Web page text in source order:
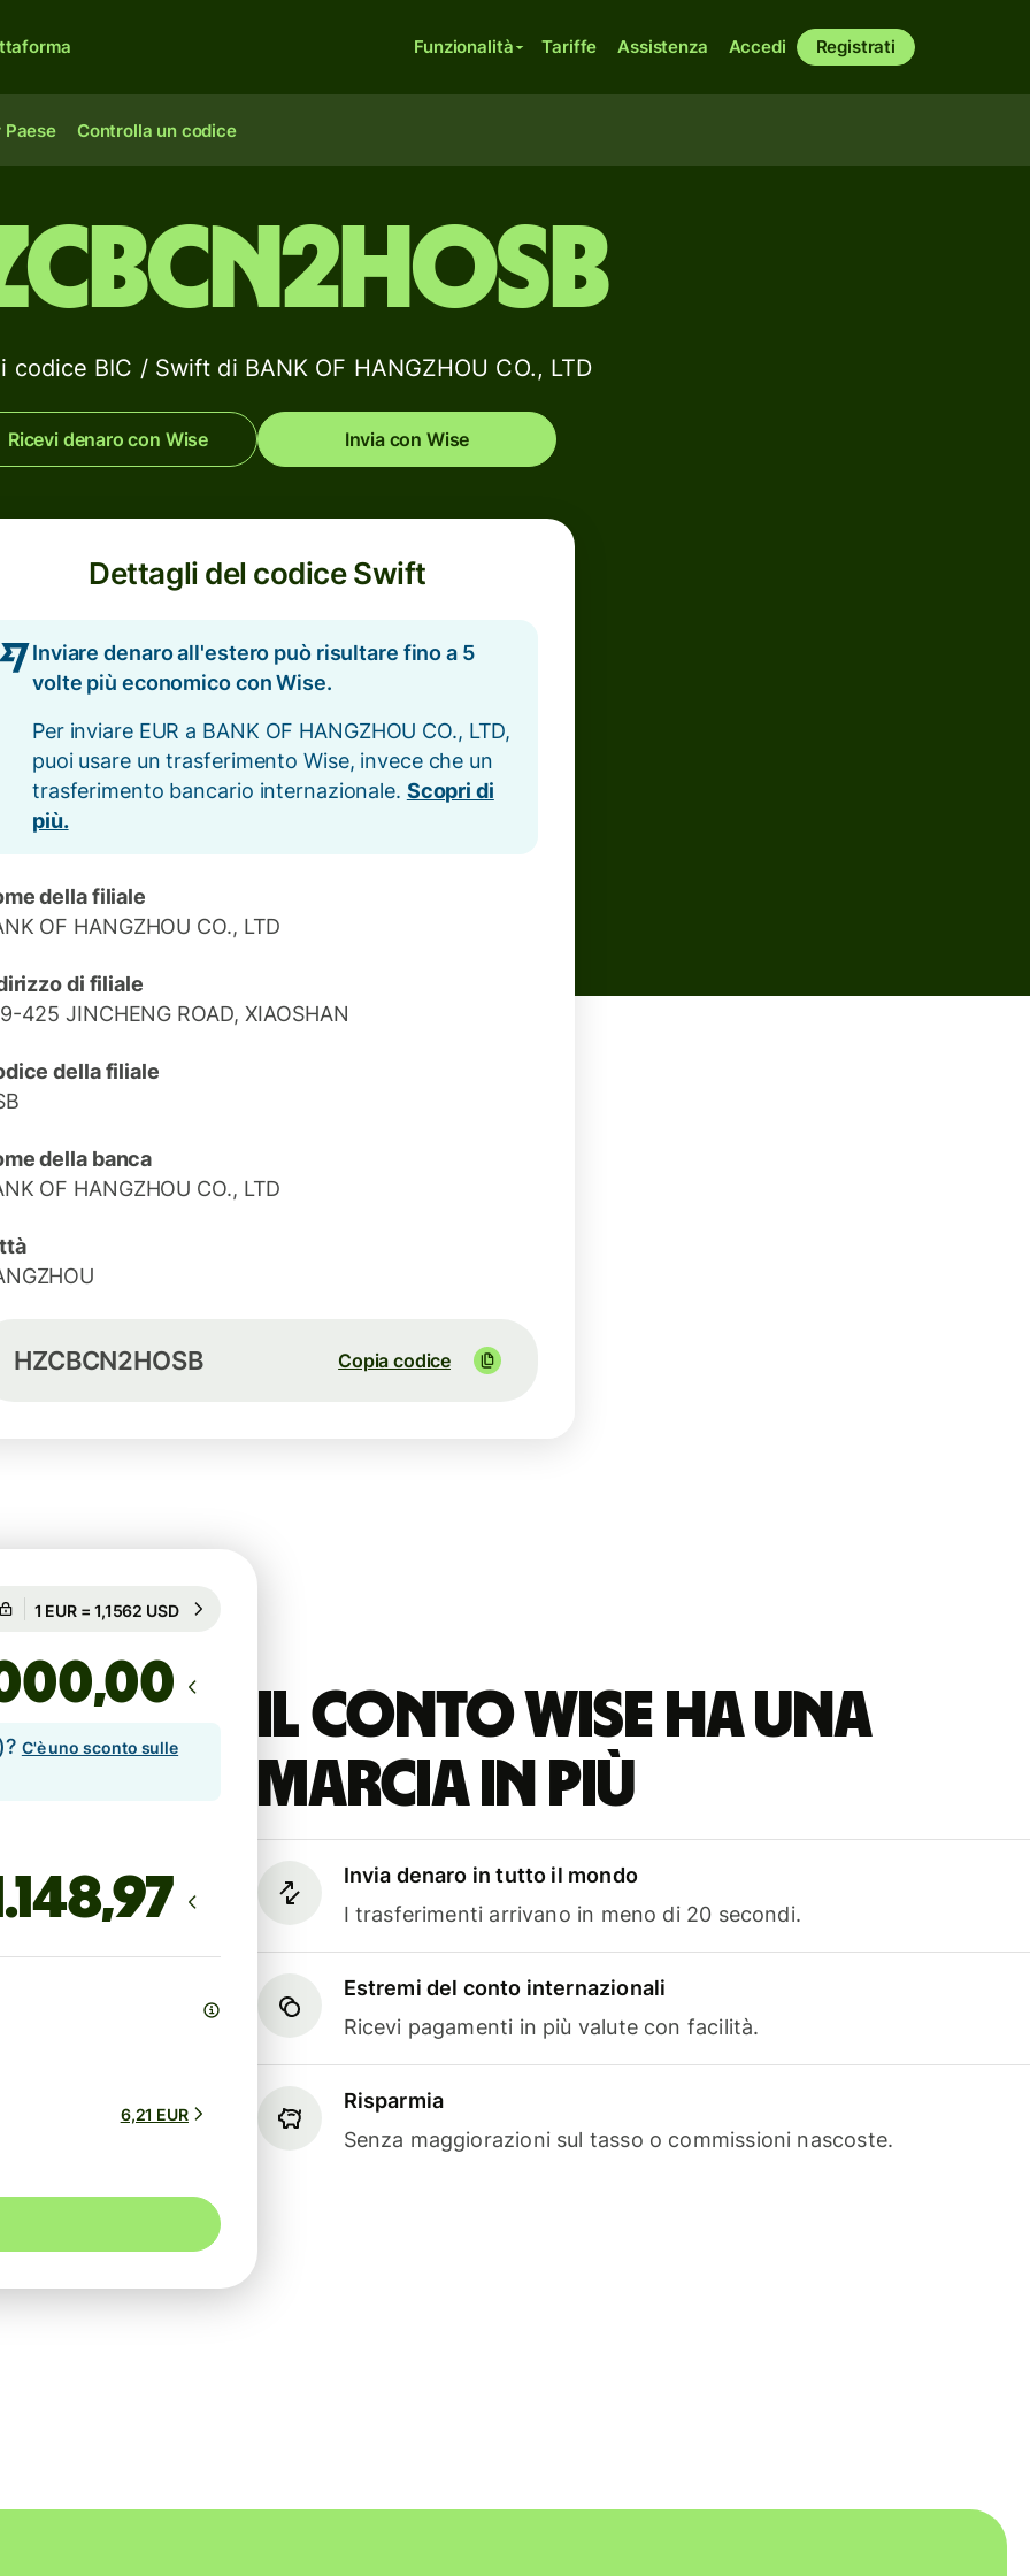
Funzionalità Tariffe Assistenza Accedi Registrati
Paese Controlla un codice
codice BIC / Swift di BANK OF HANGZHOU CO., LTD
Ricevi denaro con Wise Invia con Wise
Dettagli del codice Swift
Inviare denaro all'estero può risultare fino a 5
volte più economico con Wise.
Per inviare EUR a BANK OF HANGZHOU CO., LTD,
puoi usare un trasferimento Wise, invece che un
trasferimento bancario internazionale. Scopri di
più.
della filiale
OF HANGZHOU CO., LTD
di filiale
425 JINCHENG ROAD, XIAOSHAN
della filiale
della banca
OF HANGZHOU CO., LTD
HZCBCN2HOSB Copia codice
Il conto Wise ha una
marcia in più
Invia denaro in tutto il mondo
I trasferimenti arrivano in meno di 20 secondi.
Estremi del conto internazionali
Ricevi pagamenti in più valute con facilità.
Risparmia
Senza maggiorazioni sul tasso o commissioni nascoste.
Garantito per 93h
,00
C'è uno sconto sulle
6,21 EUR